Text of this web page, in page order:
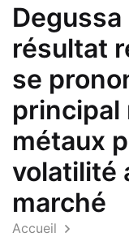
résultat
se
principal
métaux
volatilité
marché
Accueil